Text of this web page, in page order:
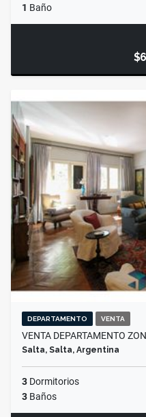
1 Baño
DEPARTAMENTO VENTA
VENTA DEPARTAMENTO
Salta, Salta, Argentina
3 Dormitorios
3 Baños